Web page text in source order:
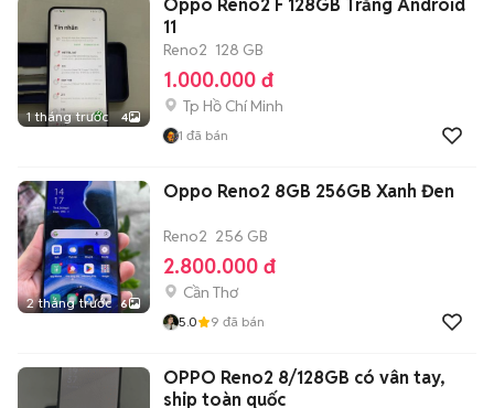
1 tháng trước 4
Oppo Reno2 F 128GB Trắng Android
11
Reno2 128 GB
1.000.000 đ
Tp Hồ Chí Minh
1 đã bán
2 tháng trước 6
Oppo Reno2 8GB 256GB Xanh Đen
Reno2 256 GB
2.800.000 đ
Cần Thơ
5.0 9 đã bán
OPPO Reno2 8/128GB có vân tay,
ship toàn quốc